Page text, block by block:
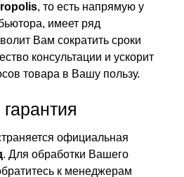
, то есть напрямую у
имеет ряд
Вам сократить сроки
консультации и ускорит
товара в Вашу пользу.
официальная
. Для обработки Вашего
к менеджерам